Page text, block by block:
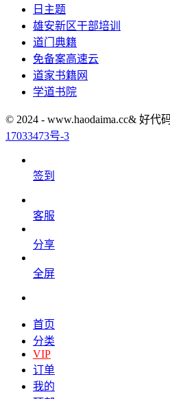
日主题
雄安新区干部培训
道门典籍
免备案高速云
道家书籍网
学道书院
© 2024 - www.haodaima.cc& 好代
17033473号-3
签到
客服
分享
全屏
首页
分类
VIP
订单
我的